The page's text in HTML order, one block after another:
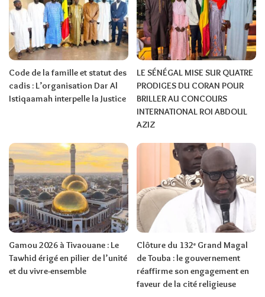
Code de la famille et statut des
cadis : L’organisation Dar Al
Istiqaamah interpelle la Justice
LE SÉNÉGAL MISE SUR QUATRE
PRODIGES DU CORAN POUR
BRILLER AU CONCOURS
INTERNATIONAL ROI ABDOUL
AZIZ
Gamou 2026 à Tivaouane : Le
Tawhid érigé en pilier de l’unité
et du vivre-ensemble
Clôture du 132ᵉ Grand Magal
de Touba : le gouvernement
réaffirme son engagement en
faveur de la cité religieuse